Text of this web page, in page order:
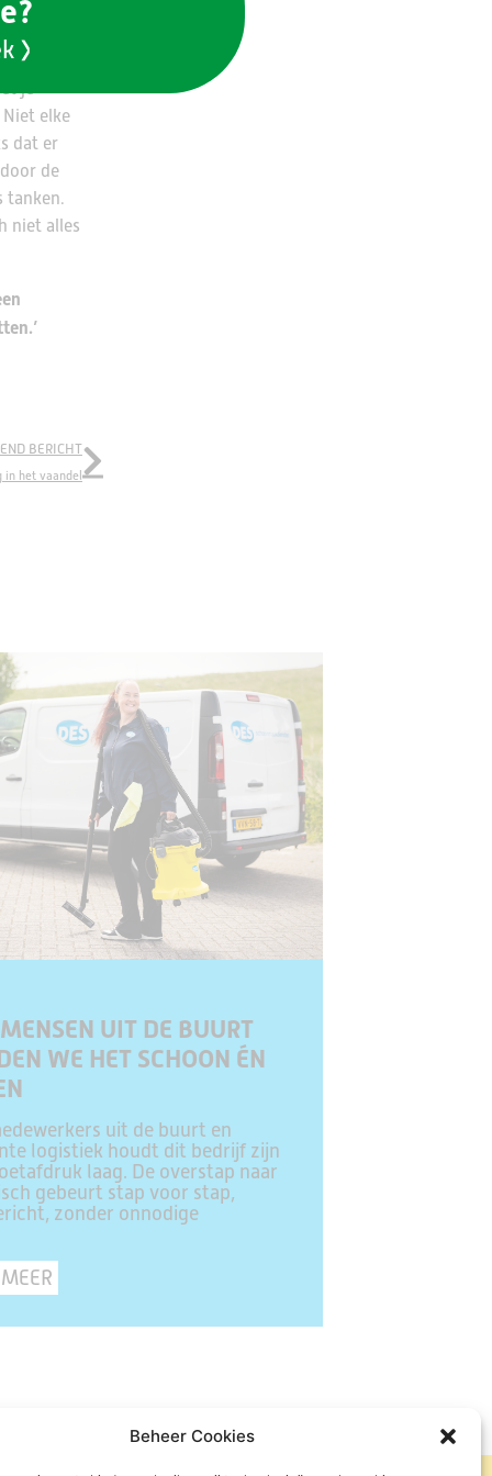
Beheer Cookies
de
je
elke
dat er
de
tanken.
niet alles
BERICHT
in het vaandel
UIT DE BUURT
WE HET SCHOON ÉN
uit de buurt en
logistiek houdt dit bedrijf zijn
laag. De overstap naar
gebeurt stap voor stap,
zonder onnodige